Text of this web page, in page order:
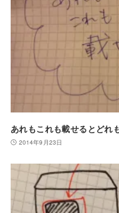
あれもこれも載せるとどれ
2014年9月23日